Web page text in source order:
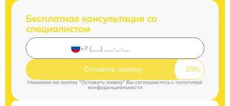
Бесплатная консультация со
специалистом
Оставить заявку
Нажимая на кнопку "Оставить заявку" Вы соглашаетесь cполитикой
конфиденциальности